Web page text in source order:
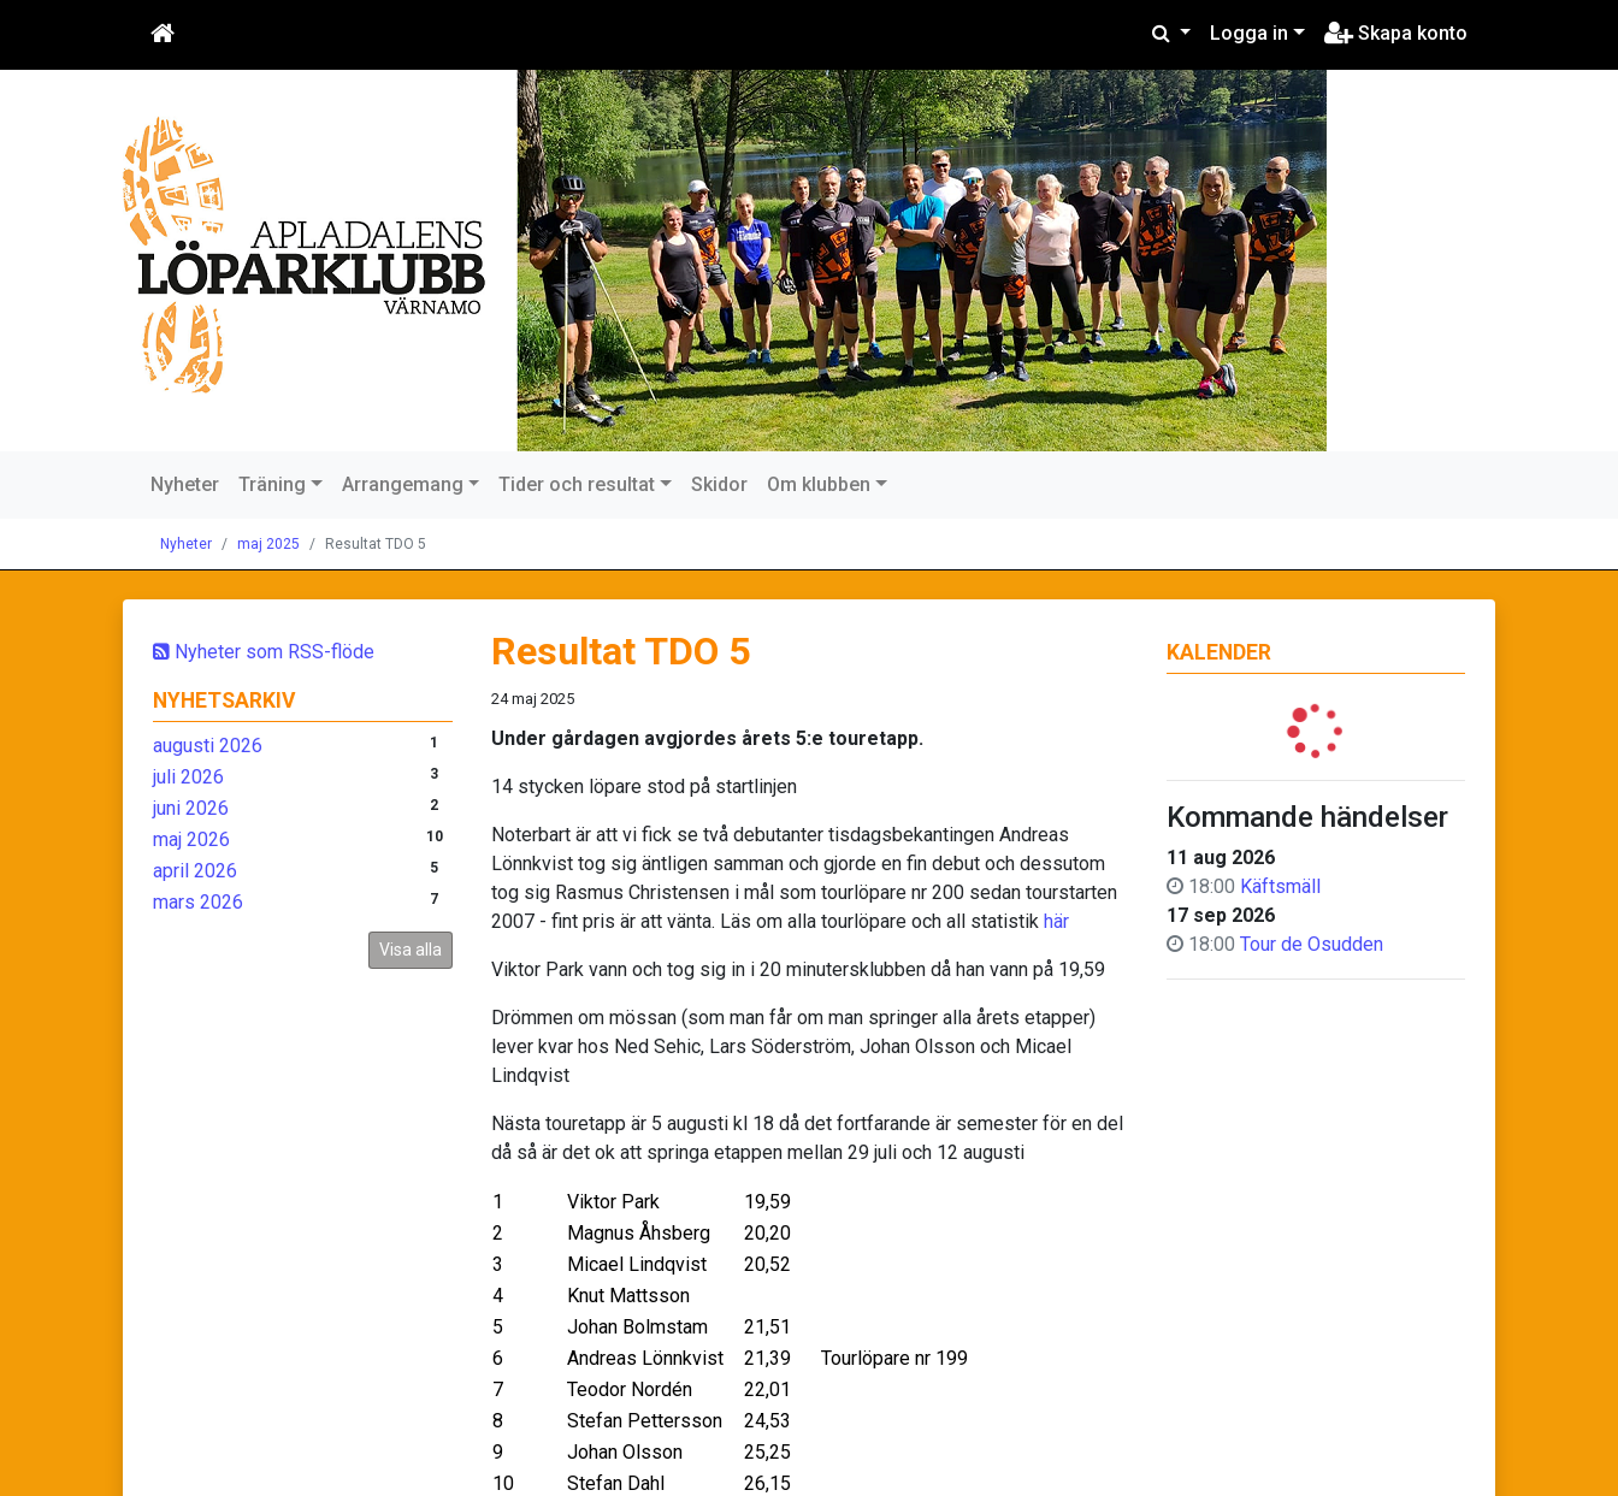
Logga in Skapa konto
Nyheter Träning Arrangemang Tider och resultat Skidor Om klubben
Nyheter maj 2025 Resultat TDO 5
Nyheter som RSS-flöde
NYHETSARKIV
augusti 2026 1
juli 2026 3
juni 2026 2
maj 2026 10
april 2026 5
mars 2026 7
Visa alla
Resultat TDO 5
24 maj 2025
Under gårdagen avgjordes årets 5:e touretapp.
14 stycken löpare stod på startlinjen
Noterbart är att vi fick se två debutanter tisdagsbekantingen Andreas
Lönnkvist tog sig äntligen samman och gjorde en fin debut och dessutom
tog sig Rasmus Christensen i mål som tourlöpare nr 200 sedan tourstarten
2007 - fint pris är att vänta. Läs om alla tourlöpare och all statistik här
Viktor Park vann och tog sig in i 20 minutersklubben då han vann på 19,59
Drömmen om mössan (som man får om man springer alla årets etapper)
lever kvar hos Ned Sehic, Lars Söderström, Johan Olsson och Micael
Lindqvist
Nästa touretapp är 5 augusti kl 18 då det fortfarande är semester för en del
då så är det ok att springa etappen mellan 29 juli och 12 augusti
1 Viktor Park
19,59
2
Magnus Åhsberg
20,20
3
Micael Lindqvist
20,52
4
Knut Mattsson
5
Johan Bolmstam
21,51
6
Andreas Lönnkvist 21,39
Tourlöpare nr 199
7
Teodor Nordén
22,01
8
Stefan Pettersson
24,53
9
Johan Olsson
25,25
10
Stefan Dahl
26,15
KALENDER
Kommande händelser
11 aug 2026
18:00 Käftsmäll
17 sep 2026
18:00 Tour de Osudden